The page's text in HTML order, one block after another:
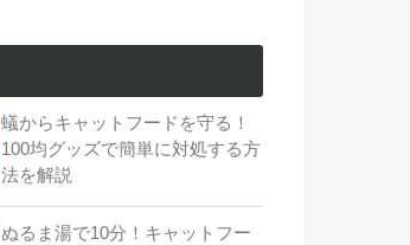
蟻からキャットフードを守る！
100均グッズで簡単に対処する方
法を解説
ぬるま湯で10分！キャットフー